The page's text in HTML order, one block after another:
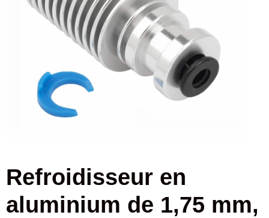
Refroidisseur en
aluminium de 1,75 mm,